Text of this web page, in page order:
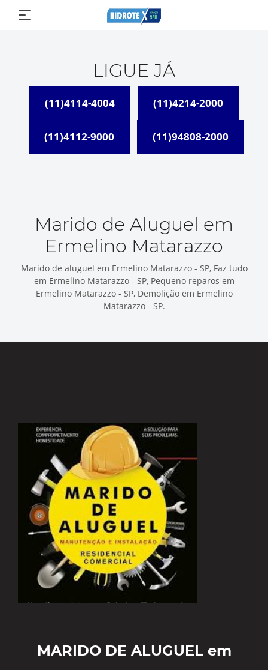
LIGUE JÁ
(11)4114-4004 (11)4214-2000
(11)4112-9000 (11)94808-2000
Marido de Aluguel em
Ermelino Matarazzo
Marido de aluguel em Ermelino Matarazzo - SP, Faz tudo
em Ermelino Matarazzo - SP, Pequeno reparos em
Ermelino Matarazzo - SP, Demolição em Ermelino
Matarazzo - SP.
MARIDO DE ALUGUEL em